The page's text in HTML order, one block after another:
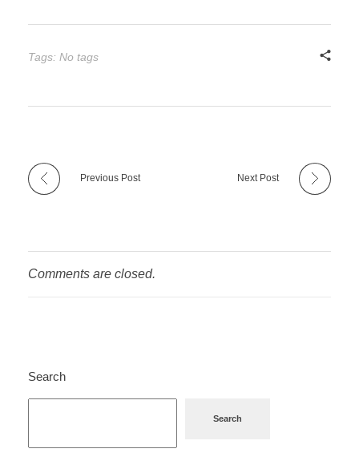
Tags: No tags
Previous Post Next Post
Comments are closed.
Search
Search